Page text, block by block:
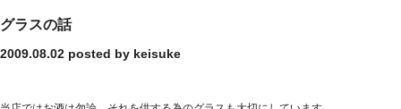
グラスの話
2009.08.02 posted by keisuke